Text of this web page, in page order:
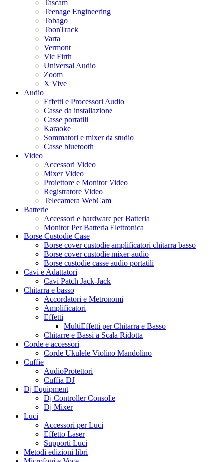
Tascam
Teenage Engineering
Tobago
ToonTrack
Varta
Vermont
Vic Firth
Universal Audio
Zoom
X Vive
Audio
Effetti e Processori Audio
Casse da installazione
Casse portatili
Karaoke
Sommatori e mixer da studio
Casse bluetooth
Video
Accessori Video
Mixer Video
Proiettore e Monitor Video
Registratore Video
Telecamera WebCam
Batterie
Accessori e hardware per Batteria
Monitor Per Batteria Elettronica
Borse Custodie Case
Borse cover custodie amplificatori chitarra basso
Borse cover custodie mixer audio
Borse custodie casse audio portatili
Cavi e Adattatori
Cavi Patch Jack-Jack
Chitarra e basso
Accordatori e Metronomi
Amplificatori
Effetti
MultiEffetti per Chitarra e Basso
Chitarre e Bassi a Scala Ridotta
Corde e accessori
Corde Ukulele Violino Mandolino
Cuffie
AudioProtettori
Cuffia DJ
Dj Equipment
Dj Controller Consolle
Dj Mixer
Luci
Accessori per Luci
Effetto Laser
Supporti Luci
Metodi edizioni libri